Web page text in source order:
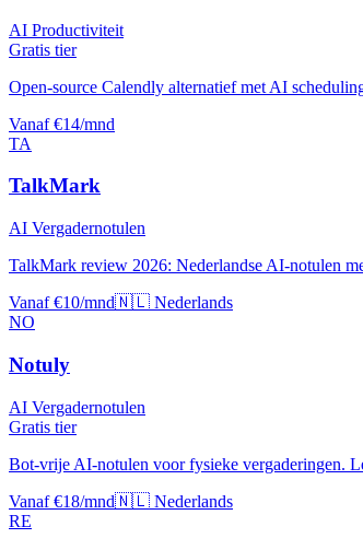
AI Productiviteit
Gratis tier
Open-source Calendly alternatief met AI
Vanaf €14/mnd
TA
TalkMark
AI Vergadernotulen
TalkMark review 2026: Nederlandse AI-notulen
Vanaf €10/mnd🇳🇱 Nederlands
NO
Notuly
AI Vergadernotulen
Gratis tier
Bot-vrije AI-notulen voor fysieke vergaderingen.
Vanaf €18/mnd🇳🇱 Nederlands
RE